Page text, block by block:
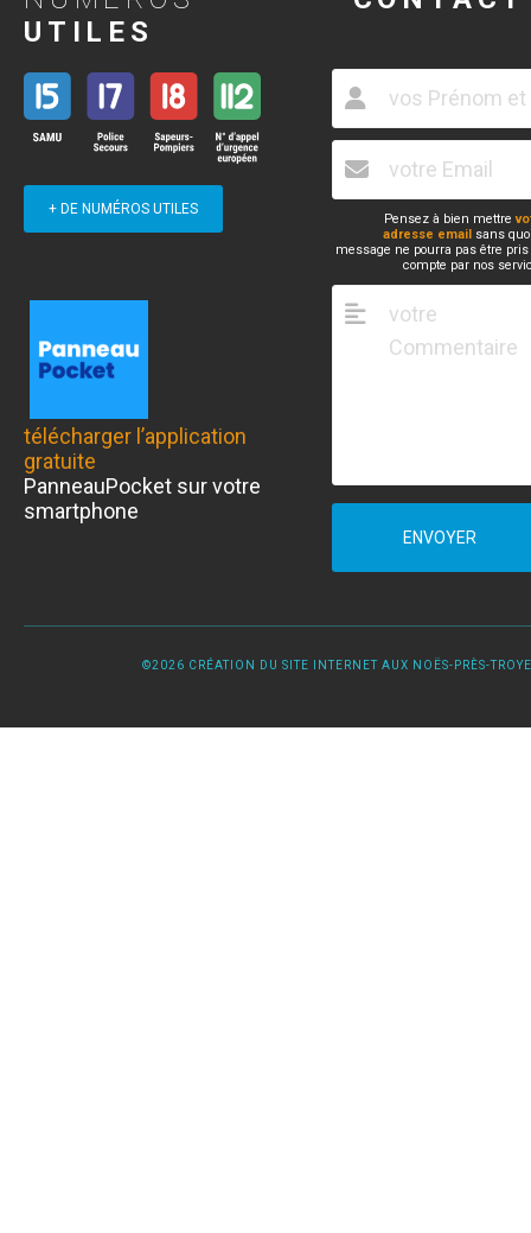
UTILES
+ DE NUMÉROS UTILES
télécharger l’application
gratuite
PanneauPocket sur votre
smartphone
Pensez à bien mettre
adresse email sans
message ne pourra pas être
compte par nos
ENVOYER
©2026 CRÉATION DU SITE INTERNET AUX NOËS-PRÈS-